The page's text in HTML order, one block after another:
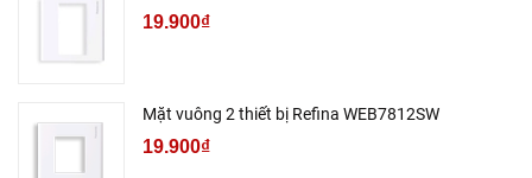
19.900₫
Mặt vuông 2 thiết bị Refina WEB7812SW
19.900₫